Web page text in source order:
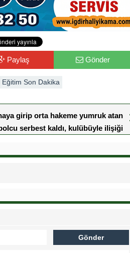
Paylaş Gönder
Eğitim Son Dakika
girip orta hakeme yumruk atan
serbest kaldı, kulübüyle ilişiği